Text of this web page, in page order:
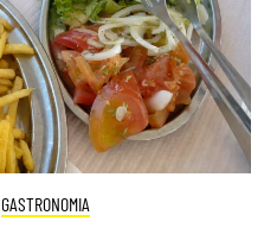
GASTRONOMIA